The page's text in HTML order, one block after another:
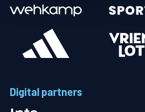
Digital partners